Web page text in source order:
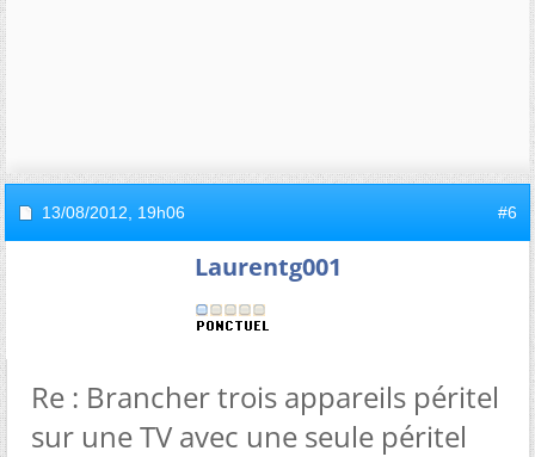
13/08/2012, 19h06 #6
Laurentg001
Re : Brancher trois appareils péritel
sur une TV avec une seule péritel